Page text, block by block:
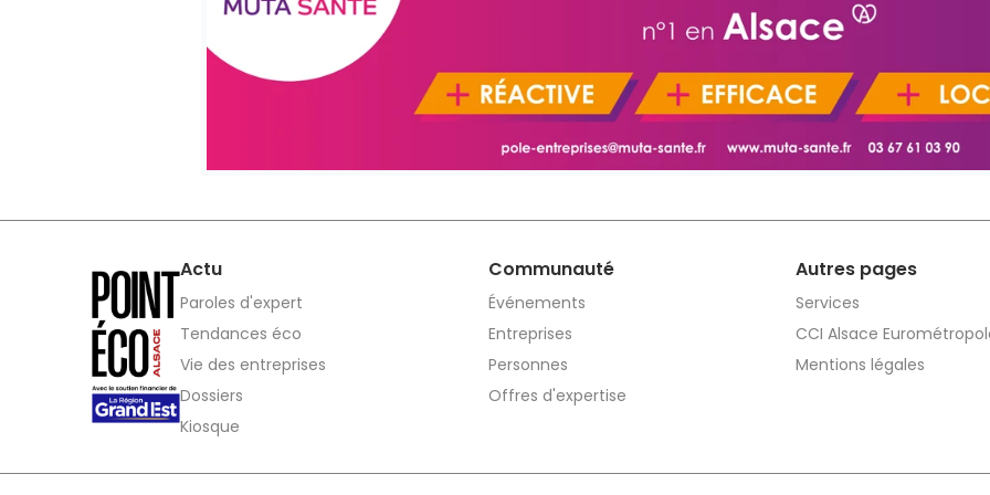
Actu
Paroles d'expert
Tendances éco
Vie des entreprises
Dossiers
Kiosque
Communauté
Événements
Entreprises
Personnes
Offres d'expertise
Autres pages
Services
CCI Alsace
Mentions légales